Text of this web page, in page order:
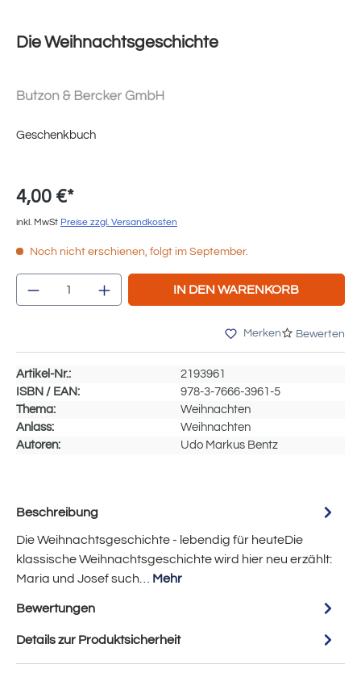
Die Weihnachtsgeschichte
Geschenkbuch
4,00 €*
inkl. MwSt Preise zzgl. Versandkosten
Noch nicht erschienen, folgt im September.
Produkt Anzahl: Gib den gewünschten
IN DEN WARENKORB
Merken Bewerten
Artikel-Nr.:
2193961
ISBN / EAN:
978-3-7666-3961-5
Thema:
Weihnachten
Anlass:
Weihnachten
Autoren:
Udo Markus Bentz
Beschreibung
Die Weihnachtsgeschichte - lebendig für heuteDie
klassische Weihnachtsgeschichte wird hier neu erzählt:
Maria und Josef such… Mehr
Bewertungen
Details zur Produktsicherheit